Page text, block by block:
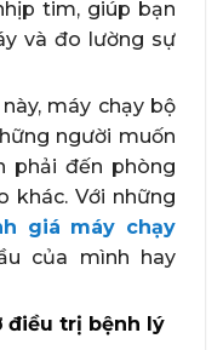
tim, giúp bạn
và đo lường sự
máy chạy bộ
người muốn
phải đến phòng
khác. Với những
giá máy chạy
của mình hay
điều trị bệnh lý